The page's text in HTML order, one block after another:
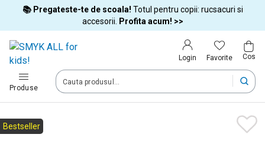
📚 Pregateste-te de scoala! Totul pentru copii: rucsacuri si
accesorii.
Profita acum! >>
Login Favorite Cos
Produse
Tara si limba
Alege tara si treci la cumparaturi
România (Romania)
Bestseller